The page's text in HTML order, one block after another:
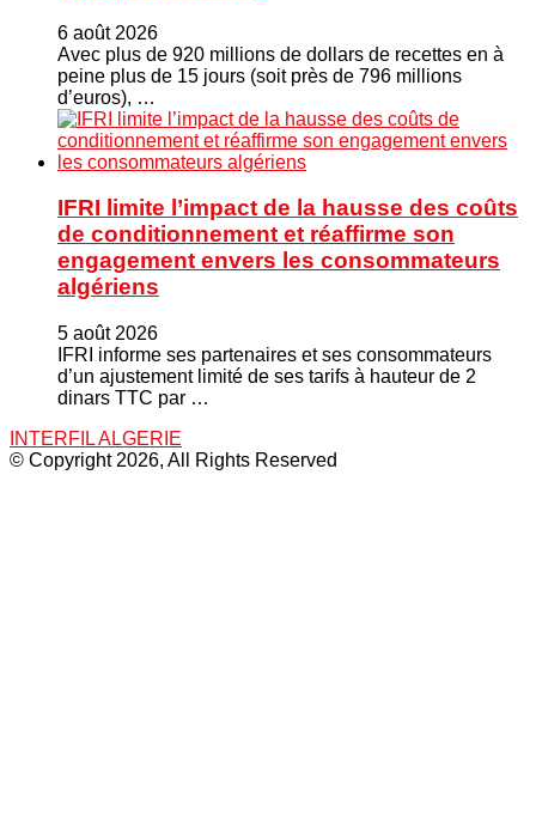
6 août 2026
Avec plus de 920 millions de dollars de recettes en à
peine plus de 15 jours (soit près de 796 millions
d’euros), …
IFRI limite l’impact de la hausse des coûts
de conditionnement et réaffirme son
engagement envers les consommateurs
algériens
5 août 2026
IFRI informe ses partenaires et ses consommateurs
d’un ajustement limité de ses tarifs à hauteur de 2
dinars TTC par …
INTERFIL ALGERIE
© Copyright 2026, All Rights Reserved